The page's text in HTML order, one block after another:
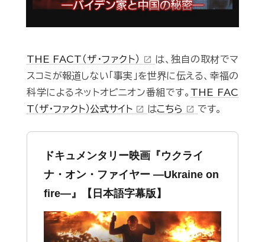
THE FACT（ザ・ファクト） open_in_new は、独自の取材でマ
スコミが報道しない「事実」を世界に伝える、幸福の
科学によるネットオピニオン番組です。 THE FAC
T（ザ・ファクト）公式サイト open_in_new はこちら open_in_new です。
ドキュメンタリー映画『ウクライ
ナ・オン・ファイヤー ―Ukraine on
fire—』【日本語字幕版】